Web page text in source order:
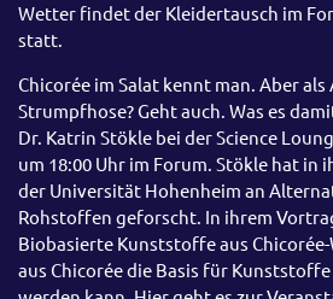
Wetter findet der Kleidertausch im
statt.
Chicorée im Salat kennt man. Aber
Strumpfhose? Geht auch. Was es
Dr. Katrin Stökle bei der Science
um 18:00 Uhr im Forum. Stökle hat in
der Universität Hohenheim an
Rohstoffen geforscht. In ihrem
Biobasierte Kunststoffe aus
aus Chicorée die Basis für